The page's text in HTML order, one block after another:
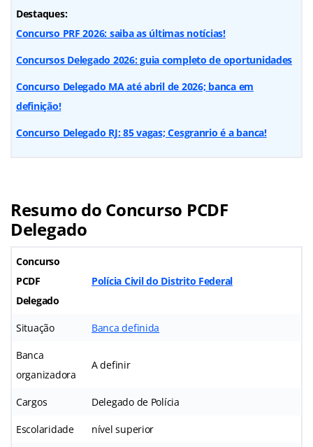
Destaques:
Concurso PRF 2026: saiba as últimas notícias!
Concursos Delegado 2026: guia completo de oportunidades
Concurso Delegado MA até abril de 2026; banca em
definição!
Concurso Delegado RJ: 85 vagas; Cesgranrio é a banca!
Resumo do Concurso PCDF
Delegado
Concurso
PCDF
Delegado
Polícia Civil do Distrito Federal
Situação Banca definida
Banca
organizadora
A definir
Cargos Delegado de Polícia
Escolaridade nível superior